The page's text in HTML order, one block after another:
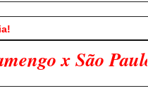
Venha Participar